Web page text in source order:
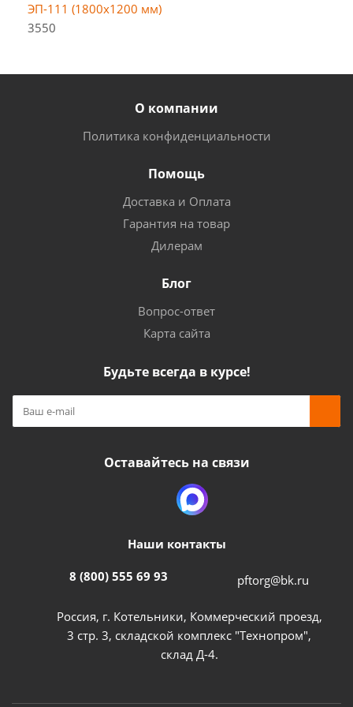
ЭП-111 (1800х1200 мм)
3550
О компании
Политика конфиденциальности
Помощь
Доставка и Оплата
Гарантия на товар
Дилерам
Блог
Вопрос-ответ
Карта сайта
Будьте всегда в курсе!
Оставайтесь на связи
Наши контакты
8 (800) 555 69 93 pftorg@bk.ru
Россия, г. Котельники, Коммерческий проезд,
3 стр. 3, складской комплекс "Технопром",
склад Д-4.